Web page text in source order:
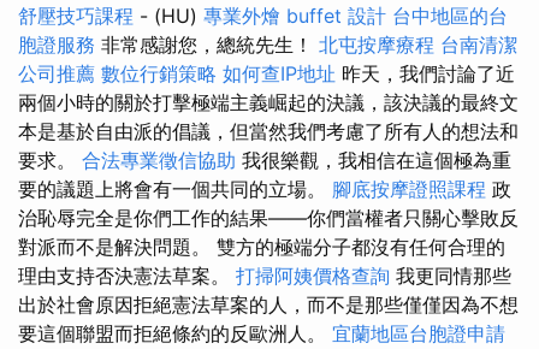
舒壓技巧課程 - (HU) 專業外燴 buffet 設計 台中地區的台
胞證服務 非常感謝您，總統先生！ 北屯按摩療程 台南清潔
公司推薦 數位行銷策略 如何查IP地址 昨天，我們討論了近
兩個小時的關於打擊極端主義崛起的決議，該決議的最終文
本是基於自由派的倡議，但當然我們考慮了所有人的想法和
要求。 合法專業徵信協助 我很樂觀，我相信在這個極為重
要的議題上將會有一個共同的立場。 腳底按摩證照課程 政
治恥辱完全是你們工作的結果——你們當權者只關心擊敗反
對派而不是解決問題。 雙方的極端分子都沒有任何合理的
理由支持否決憲法草案。 打掃阿姨價格查詢 我更同情那些
出於社會原因拒絕憲法草案的人，而不是那些僅僅因為不想
要這個聯盟而拒絕條約的反歐洲人。 宜蘭地區台胞證申請